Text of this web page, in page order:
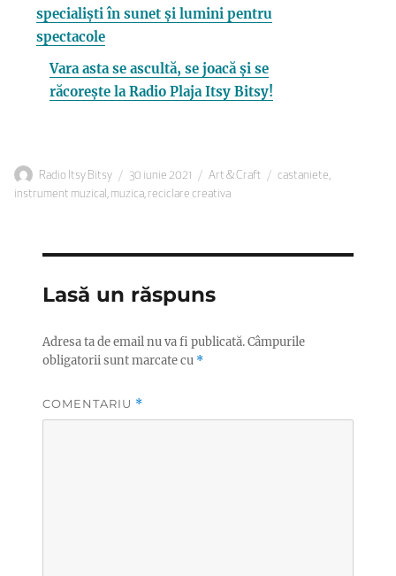
specialiști în sunet și lumini pentru
spectacole
Vara asta se ascultă, se joacă și se
răcorește la Radio Plaja Itsy Bitsy!
Autor
Radio Itsy Bitsy
Publicat
pe
30 iunie 2021 Categorii
Art & Craft Etichete
castaniete
instrument muzical
muzica reciclare creativa
Lasă un răspuns
Adresa ta de email nu va fi publicată.Câmpurile
obligatorii sunt marcate cu *
COMENTARIU *